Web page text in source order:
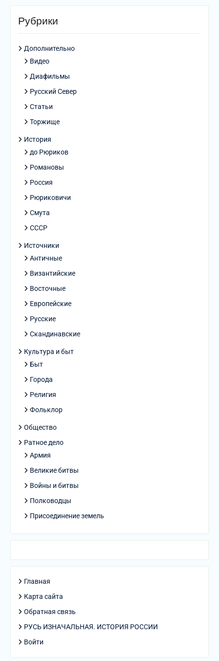
Рубрики
Дополнительно
Видео
Диафильмы
Русский Север
Статьи
Торжище
История
до Рюриков
Романовы
Россия
Рюриковичи
Смута
СССР
Источники
Античные
Византийские
Восточные
Европейские
Русские
Скандинавские
Культура и быт
Быт
Города
Религия
Фольклор
Общество
Ратное дело
Армия
Великие битвы
Войны и битвы
Полководцы
Присоединение земель
Главная
Карта сайта
Обратная связь
РУСЬ ИЗНАЧАЛЬНАЯ. ИСТОРИЯ РОССИИ
Войти